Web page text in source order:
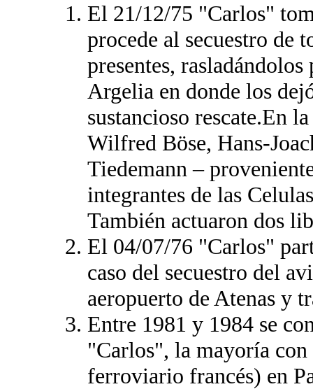
El 21/12/75 "Carlos"
procede al secuestro de
presentes,
Argelia en donde los
sustancioso rescate.En
Wilfred Böse, Hans-
Tiedemann –
integrantes de las
También actuaron dos
El 04/07/76 "Carlos"
caso del secuestro del
aeropuerto de Atenas y
Entre 1981 y 1984 se
"Carlos", la mayoría
ferroviario francés) en